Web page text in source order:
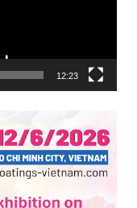
12:23